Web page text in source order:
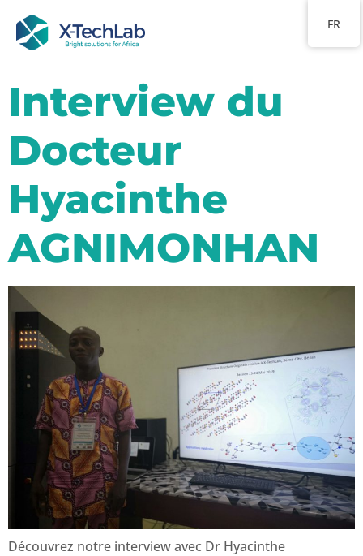
Interview du
Docteur
Hyacinthe
AGNIMONHAN
Découvrez notre interview avec Dr Hyacinthe
FR